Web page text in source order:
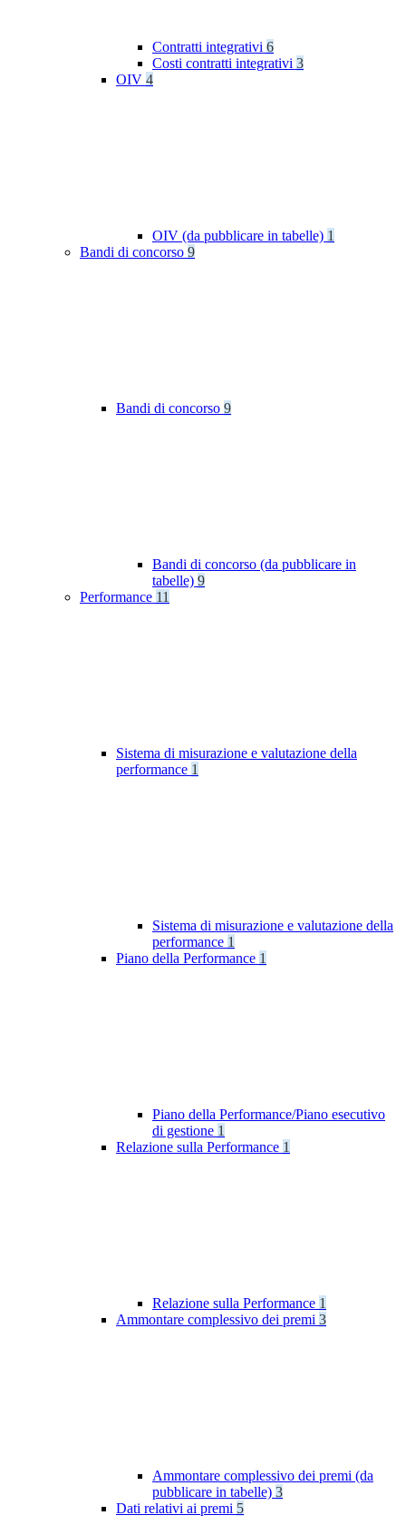
Contratti integrativi 6
Costi contratti integrativi 3
OIV 4
OIV (da pubblicare in tabelle) 1
Bandi di concorso 9
Bandi di concorso 9
Bandi di concorso (da pubblicare in
tabelle) 9
Performance 11
Sistema di misurazione e valutazione della
performance 1
Sistema di misurazione e valutazione della
performance 1
Piano della Performance 1
Piano della Performance/Piano esecutivo
di gestione 1
Relazione sulla Performance 1
Relazione sulla Performance 1
Ammontare complessivo dei premi 3
Ammontare complessivo dei premi (da
pubblicare in tabelle) 3
Dati relativi ai premi 5